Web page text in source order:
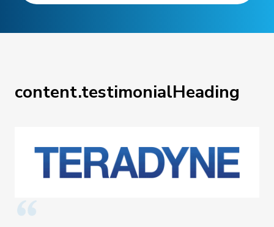
content.testimonialHeading